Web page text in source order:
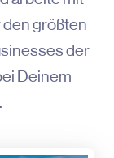
den größten
der
Deinem